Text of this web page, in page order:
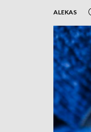
ALEKAS